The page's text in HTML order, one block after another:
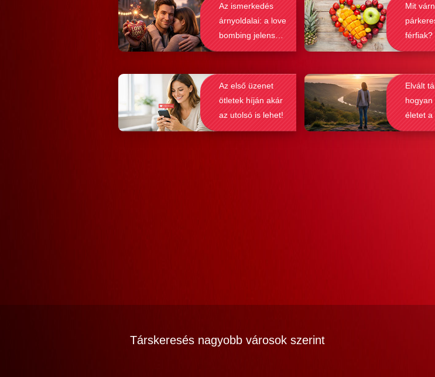
elérni a flörtölésben. A legfőbb kérdés
azonban az, hogy ezek az alkalmazások
valóban hozzásegítenek-e minket egy
felülmúlható.
Az ismerkedés
árnyoldalai: a love
bombing jelenség
felismerése
Mit
férfiak?
Az első üzenet
ötletek híján akár
az utolsó is lehet!
Elvált
hogyan
életet a
után?
Társkeresés nagyobb városok szerint